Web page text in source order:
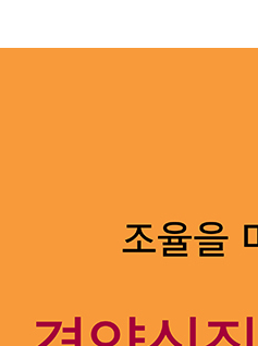
스 - 비프까스와함박스테이크